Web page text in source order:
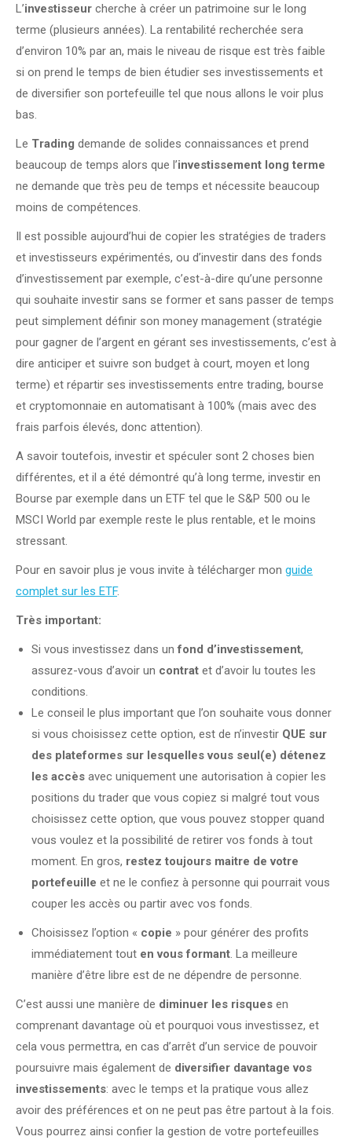
L’investisseur cherche à créer un patrimoine sur le long
terme (plusieurs années). La rentabilité recherchée sera
d’environ 10% par an, mais le niveau de risque est très faible
si on prend le temps de bien étudier ses investissements et
de diversifier son portefeuille tel que nous allons le voir plus
bas.
Le Trading demande de solides connaissances et prend
beaucoup de temps alors que l’investissement long terme
ne demande que très peu de temps et nécessite beaucoup
moins de compétences.
Il est possible aujourd’hui de copier les stratégies de traders
et investisseurs expérimentés, ou d’investir dans des fonds
d’investissement par exemple, c’est-à-dire qu’une personne
qui souhaite investir sans se former et sans passer de temps
peut simplement définir son money management (stratégie
pour gagner de l’argent en gérant ses investissements, c’est à
dire anticiper et suivre son budget à court, moyen et long
terme) et répartir ses investissements entre trading, bourse
et cryptomonnaie en automatisant à 100% (mais avec des
frais parfois élevés, donc attention).
A savoir toutefois, investir et spéculer sont 2 choses bien
différentes, et il a été démontré qu’à long terme, investir en
Bourse par exemple dans un ETF tel que le S&P 500 ou le
MSCI World par exemple reste le plus rentable, et le moins
stressant.
Pour en savoir plus je vous invite à télécharger mon guide
complet sur les ETF.
Très important:
Si vous investissez dans unfond d’investissement,
assurez-vous d’avoir un contrat et d’avoir lu toutes les
conditions.
Le conseil le plus important que l’on souhaite vous donner
si vous choisissez cette option, est de n’investir QUE sur
des plateformes sur lesquelles vous seul(e) détenez
les accès avec uniquement une autorisation à copier les
positions du trader que vous copiez si malgré tout vous
choisissez cette option, que vous pouvez stopper quand
vous voulez et la possibilité de retirer vos fonds à tout
moment. En gros, restez toujours maitre de votre
portefeuille et ne le confiez à personne qui pourrait vous
couper les accès ou partir avec vos fonds.
Choisissez l’option « copie » pour générer des profits
immédiatement tout en vous formant. La meilleure
manière d’être libre est de ne dépendre de personne.
C’est aussi une manière de diminuer les risques en
comprenant davantage où et pourquoi vous investissez, et
cela vous permettra, en cas d’arrêt d’un service de pouvoir
poursuivre mais également de diversifier davantage vos
investissements: avec le temps et la pratique vous allez
avoir des préférences et on ne peut pas être partout à la fois.
Vous pourrez ainsi confier la gestion de votre portefeuilles